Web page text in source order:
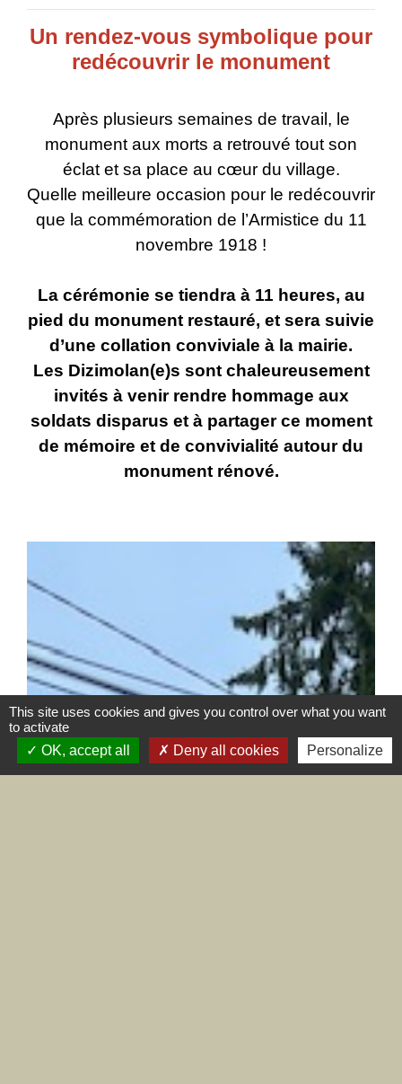
Un rendez-vous symbolique pour
redécouvrir le monument
Après plusieurs semaines de travail, le
monument aux morts a retrouvé tout son
éclat et sa place au cœur du village.
Quelle meilleure occasion pour le redécouvrir
que la commémoration de l’Armistice du 11
novembre 1918 !
La cérémonie se tiendra à 11 heures, au
pied du monument restauré, et sera suivie
d’une collation conviviale à la mairie.
Les Dizimolan(e)s sont chaleureusement
invités à venir rendre hommage aux
soldats disparus et à partager ce moment
de mémoire et de convivialité autour du
monument rénové.
This site uses cookies and gives you control over what you want
to activate
OK, accept all
Deny all cookies Personalize